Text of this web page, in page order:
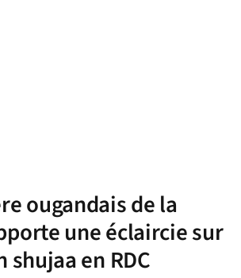
ougandais de la
une éclaircie sur
shujaa en RDC